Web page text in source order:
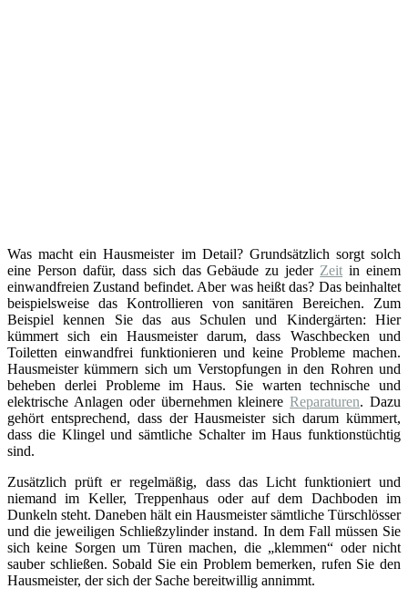
Was macht ein Hausmeister im Detail? Grundsätzlich sorgt solch
eine Person dafür, dass sich das Gebäude zu jeder Zeit in einem
einwandfreien Zustand befindet. Aber was heißt das? Das beinhaltet
beispielsweise das Kontrollieren von sanitären Bereichen. Zum
Beispiel kennen Sie das aus Schulen und Kindergärten: Hier
kümmert sich ein Hausmeister darum, dass Waschbecken und
Toiletten einwandfrei funktionieren und keine Probleme machen.
Hausmeister kümmern sich um Verstopfungen in den Rohren und
beheben derlei Probleme im Haus. Sie warten technische und
elektrische Anlagen oder übernehmen kleinereReparaturen. Dazu
gehört entsprechend, dass der Hausmeister sich darum kümmert,
dass die Klingel und sämtliche Schalter im Haus funktionstüchtig
sind.
Zusätzlich prüft er regelmäßig, dass das Licht funktioniert und
niemand im Keller, Treppenhaus oder auf dem Dachboden im
Dunkeln steht. Daneben hält ein Hausmeister sämtliche Türschlösser
und die jeweiligen Schließzylinder instand. In dem Fall müssen Sie
sich keine Sorgen um Türen machen, die „klemmen“ oder nicht
sauber schließen. Sobald Sie ein Problem bemerken, rufen Sie den
Hausmeister, der sich der Sache bereitwillig annimmt.